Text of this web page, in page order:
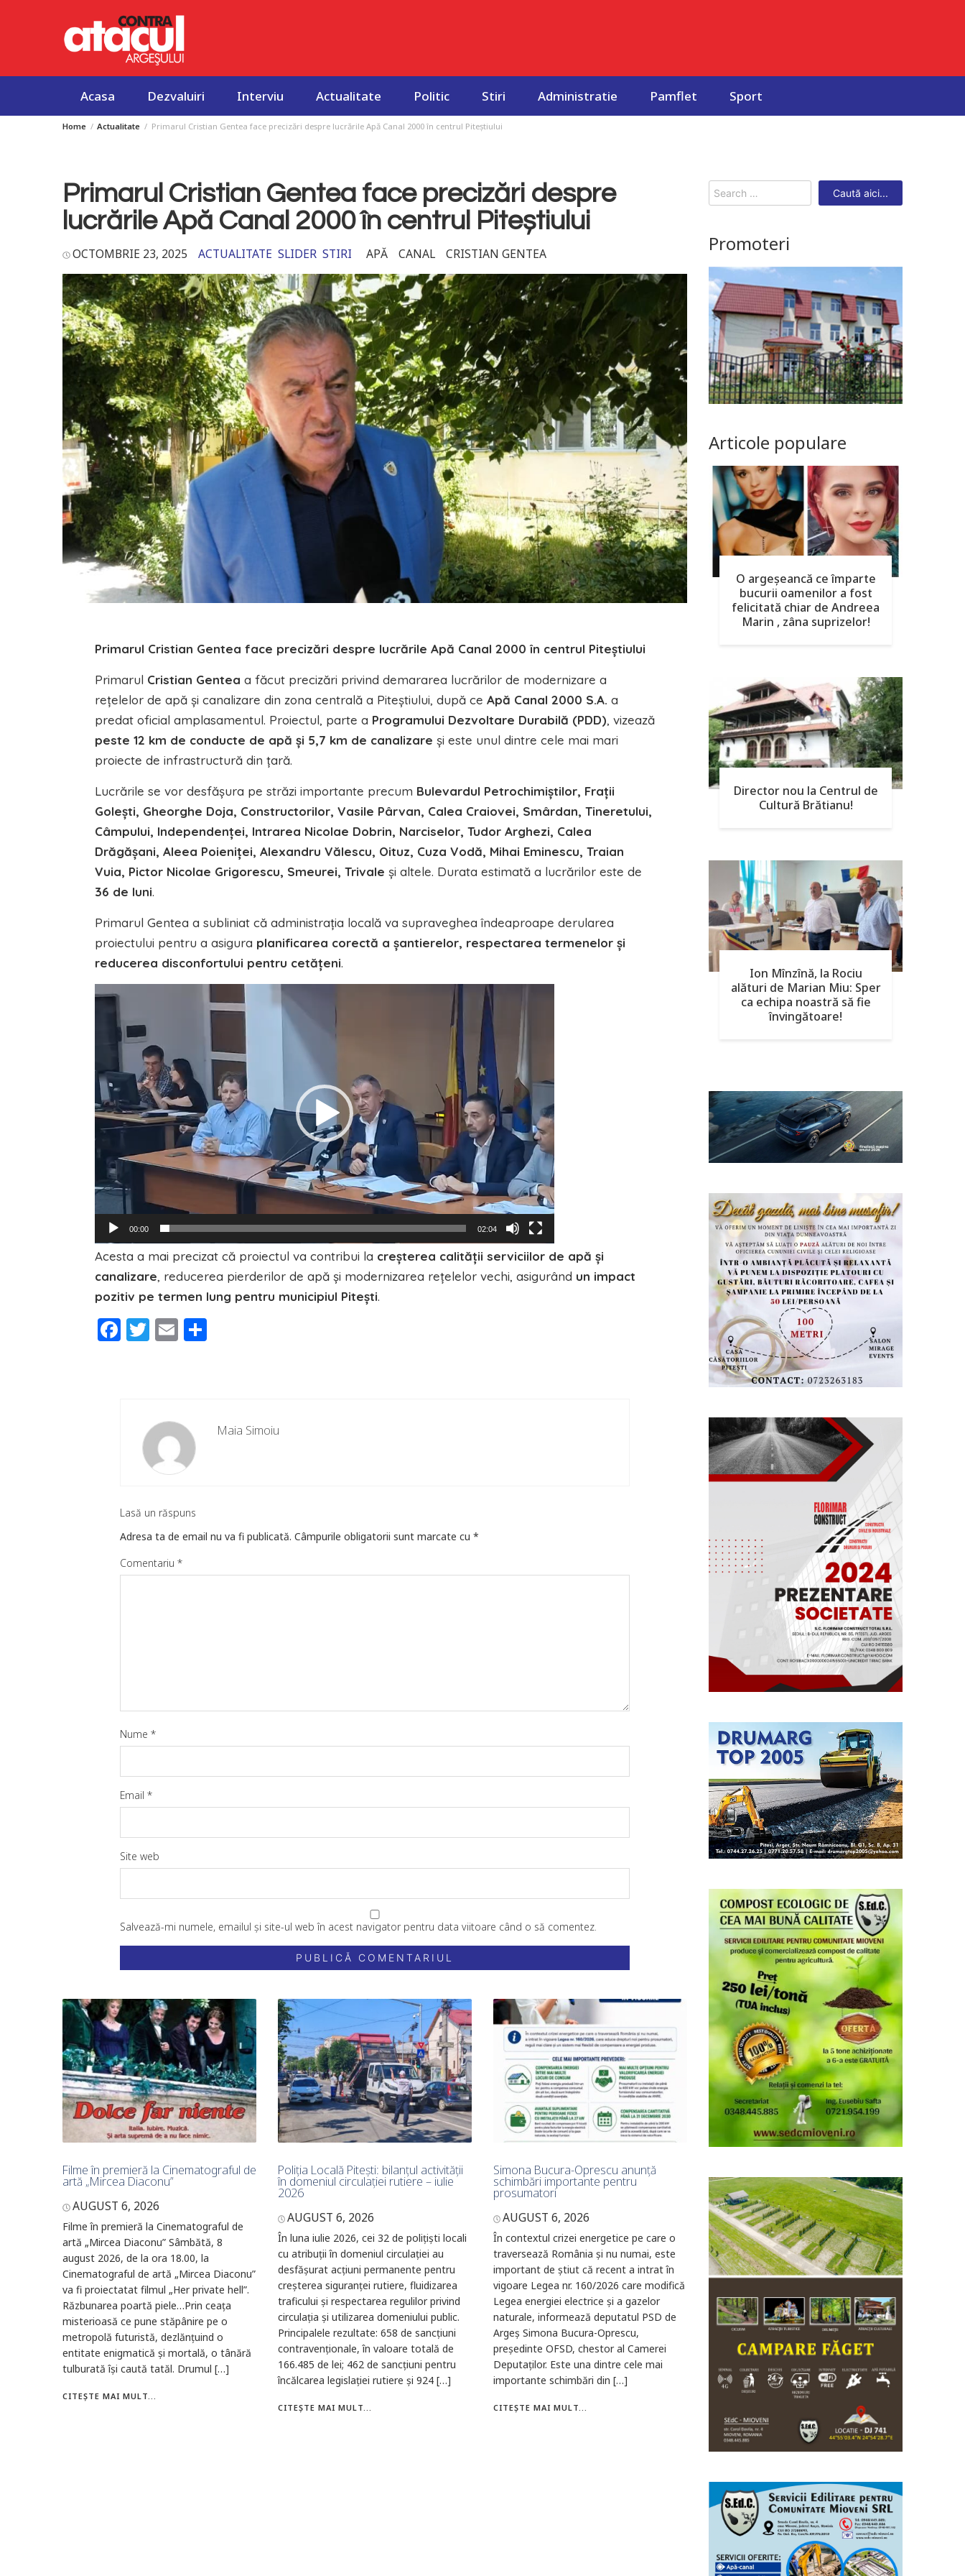
Acasa Dezvaluiri Interviu Actualitate Politic Stiri Administratie Pamflet Sport
Home Actualitate Primarul Cristian Gentea face precizări despre lucrările Apă Canal 2000 în centrul Piteștiului
Primarul Cristian Gentea face precizări despre
lucrările Apă Canal 2000 în centrul Piteștiului
OCTOMBRIE 23, 2025 ACTUALITATE SLIDER STIRI APĂ CANAL CRISTIAN GENTEA
Primarul Cristian Gentea face precizări despre lucrările Apă Canal 2000 în centrul Piteștiului
Primarul Cristian Gentea a făcut precizări privind demararea lucrărilor de modernizare a
rețelelor de apă și canalizare din zona centrală a Piteștiului, după ce Apă Canal 2000 S.A. a
predat oficial amplasamentul. Proiectul, parte a Programului Dezvoltare Durabilă (PDD), vizează
peste 12 km de conducte de apă și 5,7 km de canalizare și este unul dintre cele mai mari
proiecte de infrastructură din țară.
Lucrările se vor desfășura pe străzi importante precum Bulevardul Petrochimiștilor, Frații
Golești, Gheorghe Doja, Constructorilor, Vasile Pârvan, Calea Craiovei, Smârdan, Tineretului,
Câmpului, Independenței, Intrarea Nicolae Dobrin, Narciselor, Tudor Arghezi, Calea
Drăgășani, Aleea Poieniței, Alexandru Vălescu, Oituz, Cuza Vodă, Mihai Eminescu, Traian
Vuia, Pictor Nicolae Grigorescu, Smeurei, Trivale și altele. Durata estimată a lucrărilor este de
36 de luni.
Primarul Gentea a subliniat că administrația locală va supraveghea îndeaproape derularea
proiectului pentru a asigura planificarea corectă a șantierelor, respectarea termenelor și
reducerea disconfortului pentru cetățeni.
Player
00:00 02:04
Acesta a mai precizat că proiectul va contribui la creșterea calității serviciilor de apă și
canalizare, reducerea pierderilor de apă și modernizarea rețelelor vechi, asigurând un impact
pozitiv pe termen lung pentru municipiul Pitești.
Facebook
Twitter
Email
Maia Simoiu
Lasă un răspuns
Adresa ta de email nu va fi publicată. Câmpurile obligatorii sunt marcate cu *
Comentariu *
Nume *
Email *
Site web
Salvează-mi numele, emailul și site-ul web în acest navigator pentru data viitoare când o să comentez.
Filme în premieră la Cinematograful de
artă „Mircea Diaconu”
AUGUST 6, 2026
Filme în premieră la Cinematograful de
artă „Mircea Diaconu” Sâmbătă, 8
august 2026, de la ora 18.00, la
Cinematograful de artă „Mircea Diaconu”
va fi proiectatat filmul „Her private hell”.
Răzbunarea poartă piele…Prin ceața
misterioasă ce pune stăpânire pe o
metropolă futuristă, dezlănțuind o
entitate enigmatică și mortală, o tânără
tulburată își caută tatăl. Drumul […]
CITEȘTE MAI MULT...
Poliția Locală Pitești: bilanțul activității
în domeniul circulației rutiere – iulie
2026
AUGUST 6, 2026
În luna iulie 2026, cei 32 de polițiști locali
cu atribuții în domeniul circulației au
desfășurat acțiuni permanente pentru
creșterea siguranței rutiere, fluidizarea
traficului și respectarea regulilor privind
circulația și utilizarea domeniului public.
Principalele rezultate: 658 de sancțiuni
contravenționale, în valoare totală de
166.485 de lei; 462 de sancțiuni pentru
încălcarea legislației rutiere și 924 […]
CITEȘTE MAI MULT...
Simona Bucura-Oprescu anunță
schimbări importante pentru
prosumatori
AUGUST 6, 2026
În contextul crizei energetice pe care o
traversează România și nu numai, este
important de știut că recent a intrat în
vigoare Legea nr. 160/2026 care modifică
Legea energiei electrice și a gazelor
naturale, informează deputatul PSD de
Argeș Simona Bucura-Oprescu,
președinte OFSD, chestor al Camerei
Deputaților. Este una dintre cele mai
importante schimbări din […]
CITEȘTE MAI MULT...
Search
for:
Promoteri
Articole populare
O argeşeancă ce împarte
bucurii oamenilor a fost
felicitată chiar de Andreea
Marin , zâna suprizelor!
Director nou la Centrul de
Cultură Brătianu!
Ion Mînzînă, la Rociu
alături de Marian Miu: Sper
ca echipa noastră să fie
învingătoare!